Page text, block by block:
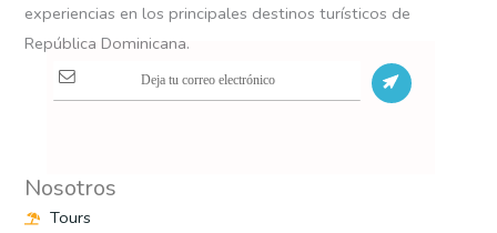
experiencias en los principales destinos turísticos de
República Dominicana.
S
Nosotros
Tours